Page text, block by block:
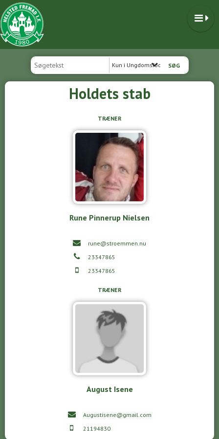
Kun i Ungdomsfodbold
Holdets stab
TRÆNER
Rune Pinnerup Nielsen
rune@stroemmen.nu
23347865
23347865
TRÆNER
August Isene
Augustisene@gmail.com
21194830